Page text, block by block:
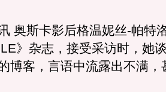
斯卡影后格温妮丝-帕特
》杂志，接受采访时，她
博客，言语中流露出不满，